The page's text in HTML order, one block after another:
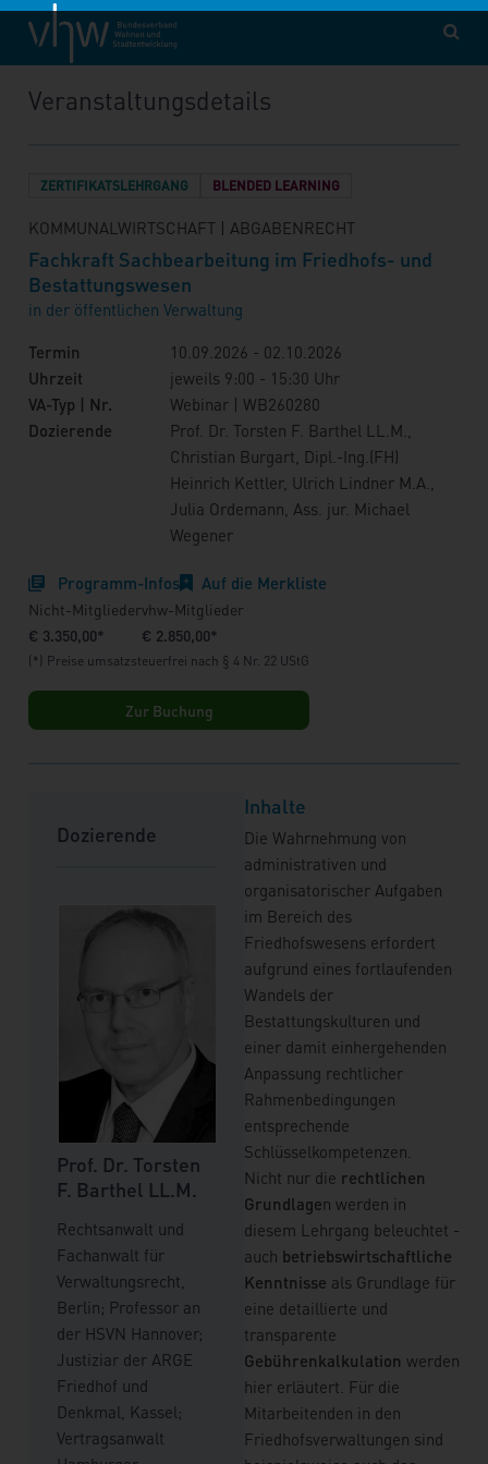
vhw – Bundesverband für Wohnen und Stadtentwicklung e. V.
Fortbildung
WB260280
Veranstaltungsdetails
ZERTIFIKATSLEHRGANG BLENDED LEARNING
KOMMUNALWIRTSCHAFT | ABGABENRECHT
Fachkraft Sachbearbeitung im Friedhofs- und
Bestattungswesen
in der öffentlichen Verwaltung
Termin
10.09.2026 - 02.10.2026
Uhrzeit
jeweils 9:00 - 15:30 Uhr
VA-Typ | Nr.
Webinar | WB260280
Dozierende
Prof. Dr. Torsten F. Barthel LL.M.,
Christian Burgart, Dipl.-Ing.(FH)
Heinrich Kettler, Ulrich Lindner M.A.,
Julia Ordemann, Ass. jur. Michael
Wegener
Programm-Infos Auf die Merkliste
Nicht-Mitglieder
€ 3.350,00*
vhw-Mitglieder
€ 2.850,00*
(*) Preise umsatzsteuerfrei nach § 4 Nr. 22 UStG
Zur Buchung
Dozierende
Berater
und als
Prof. Dr. Torsten
F. Barthel LL.M.
Rechtsanwalt und
Fachanwalt für
Verwaltungsrecht,
Berlin; Professor an
der HSVN Hannover;
Justiziar der ARGE
Friedhof und
Denkmal, Kassel;
Vertragsanwalt
Ulrich Lindner
M.A.
Betriebswirt und
Geisteswissenschaftler
und ist nach seiner
Zeit als Projektleiter
bei der Stadt
Schwabach als Berater
für Kommunen und als
Lehrbeauftragter für
die Hochschule für
Prof. Dr.
F. Barthel
Rechtsanwalt
Fachanwalt für
Berlin;
Justiziar der
Friedhof und
Denkmal,
Vertragsanwalt
Inhalte
Die Wahrnehmung von
administrativen und
organisatorischer Aufgaben
im Bereich des
Friedhofswesens erfordert
aufgrund eines fortlaufenden
Wandels der
Bestattungskulturen und
einer damit einhergehenden
Anpassung rechtlicher
Rahmenbedingungen
entsprechende
Schlüsselkompetenzen.
Nicht nur die rechtlichen
Grundlagen werden in
diesem Lehrgang beleuchtet -
auch betriebswirtschaftliche
Kenntnisse als Grundlage für
eine detaillierte und
transparente
Gebührenkalkulation werden
hier erläutert. Für die
Mitarbeitenden in den
Friedhofsverwaltungen sind